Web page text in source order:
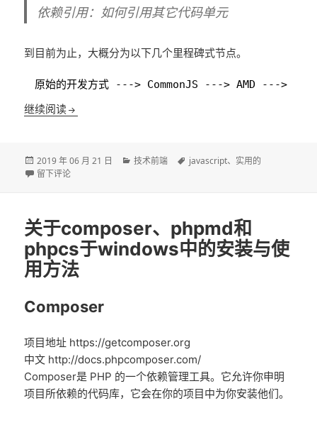
依赖引用：如何引用其它代码单元
到目前为止，大概分为以下几个里程碑式节点。
1
原始的开发方式 ---> CommonJS ---> AMD --->
继续阅读JavaScript模块化间的区别
发
布
2019 年 06 月 21 日
分
技术前端
标
javascript、 实用的
于JavaScript模块化间的区别[commonjs,amd,cmd,umd,es6][转]
留下评论
关于composer、phpmd和
phpcs于windows中的安装与使
用方法
Composer
项目地址 https://getcomposer.org
中文 http://docs.phpcomposer.com/
Composer是 PHP 的一个依赖管理工具。它允许你申明
项目所依赖的代码库，它会在你的项目中为你安装他们。